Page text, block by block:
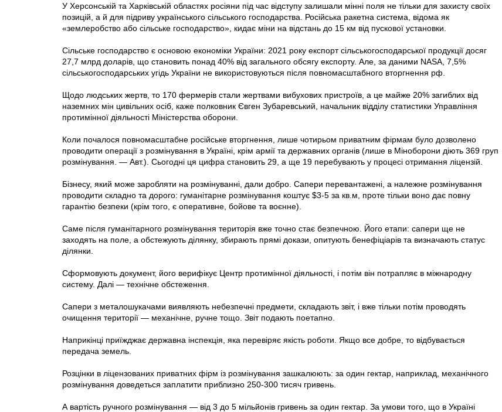
У Херсонській та Харківській областях росіяни під час відступу залишали мінні поля не тільки для захисту своїх
позицій, а й для підриву українського сільського господарства. Російська ракетна система, відома як
«землеробство або сільське господарство», кидає міни на відстань до 15 км від пускової установки.
Сільське господарство є основою економіки України: 2021 року експорт сільськогосподарської продукції досяг
27,7 млрд доларів, що становить понад 40% від загального обсягу експорту. Але, за даними NASA, 7,5%
сільськогосподарських угідь України не використовуються після повномасштабного вторгнення рф.
Щодо людських жертв, то 170 фермерів стали жертвами вибу­хових пристроїв, а це майже 20% загиблих від
наземних мін цивільних осіб, каже полковник Євген Зубаревський, начальник відділу статистики Управління
протимінної діяльності Міністерства оборони.
Коли почалося повномасштабне російське вторгнення, лише чотирьом приватним фірмам було дозволено
проводити операції з розмінування в Україні, крім армії та державних органів (лише в Міноборони діють 369 груп
розмінування. — Авт.). Сьогодні ця цифра становить 29, а ще 19 перебувають у процесі отримання ліцензій.
Бізнесу, який може заробляти на розмінуванні, дали добро. Сапери перевантажені, а належне розмінування
проводити складно та дорого: гуманітарне розмінування коштує $3-5 за кв.м, проте тільки воно дає повну
гарантію безпеки (крім того, є оперативне, бойове та воєнне).
Саме після гуманітарного розмінування територія вже точно стає безпечною. Його етапи: сапери ще не
заходять на поле, а обстежують ділянку, збирають прямі докази, опитують бенефіціарів та визначають статус
ділянки.
Сформовують документ, його верифікує Центр протимінної діяльності, і потім він потрапляє в міжнародну
систему. Далі — технічне обстеження.
Сапери з металошукачами виявляють небезпечні предмети, складають звіт, і вже тільки потім проводять
очищення території — механічне, ручне тощо. Звіт подають поетапно.
Наприкінці приїжджає державна інспекція, яка перевіряє якість роботи. Якщо все добре, то відбувається
передача земель.
Розцінки в ліцензованих приватних фірм із розмінування зашкалюють: за один гектар, наприклад, механічного
розмінування доведеться заплатити приблизно 250-300 тисяч гривень.
А вартість ручного розмінування — від 3 до 5 мільйонів гривень за один гектар. За умови того, що в Україні